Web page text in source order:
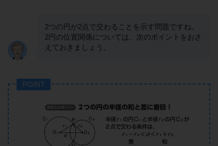
2つの円が2点で交わることを示す問題ですね。
2円の位置関係については、次のポイントをおさ
えておきましょう。
POINT